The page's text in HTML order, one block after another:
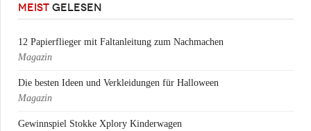
MEIST GELESEN
12 Papierflieger mit Faltanleitung zum Nachmachen
Magazin
Die besten Ideen und Verkleidungen für Halloween
Magazin
Gewinnspiel Stokke Xplory Kinderwagen